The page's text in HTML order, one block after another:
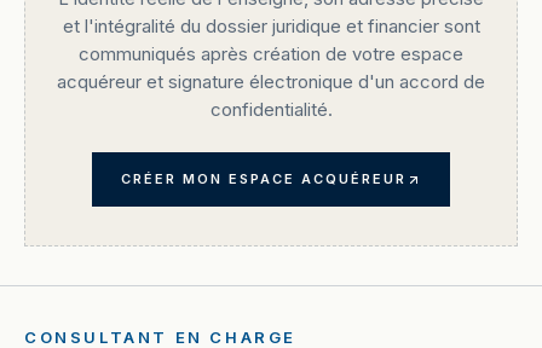
et l'intégralité du dossier juridique et financier sont
communiqués après création de votre espace
acquéreur et signature électronique d'un accord de
confidentialité.
CRÉER MON ESPACE ACQUÉREUR
CONSULTANT EN CHARGE